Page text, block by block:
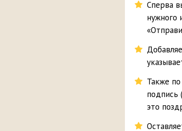
Сперва
нужного
Также
подпись
это